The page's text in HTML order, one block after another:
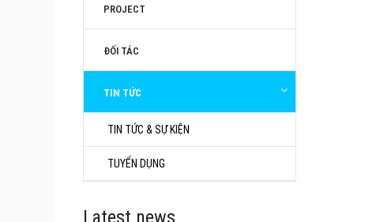
PROJECT
ĐỐI TÁC
TIN TỨC
TIN TỨC & SỰ KIỆN
TUYỂN DỤNG
Latest news